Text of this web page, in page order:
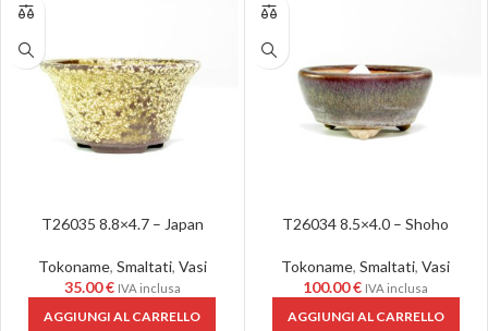
T26035 8.8×4.7 – Japan
Tokoname, Smaltati, Vasi
35.00€ IVA inclusa
AGGIUNGI AL CARRELLO
T26034 8.5×4.0 – Shoho
Tokoname,Smaltati,Vasi
100.00€ IVA inclusa
AGGIUNGI AL CARRELLO